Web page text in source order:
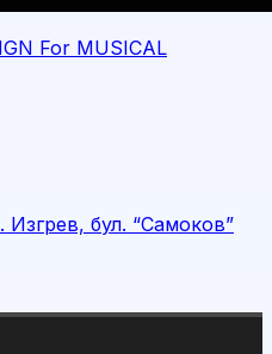
For MUSICAL
бул. “Самоков”